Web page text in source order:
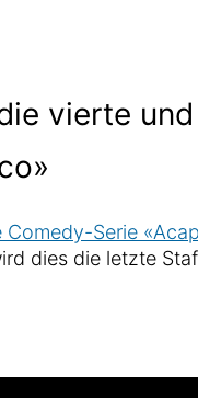
vierte
Comedy-Serie
dies die letzte